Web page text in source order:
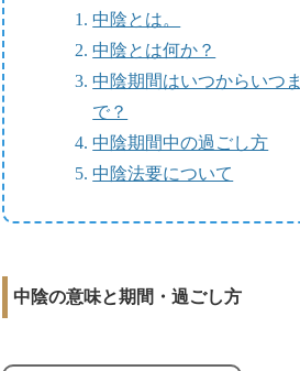
中陰とは。
中陰とは何か？
中陰期間はいつからいつま
で？
中陰期間中の過ごし方
中陰法要について
中陰の意味と期間・過ごし方